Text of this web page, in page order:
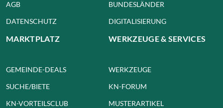
AGB
DATENSCHUTZ
BUNDESLÄNDER
DIGITALISIERUNG
MARKTPLATZ
GEMEINDE-DEALS
SUCHE/BIETE
KN-VORTEILSCLUB
WERKZEUGE & SERVICES
WERKZEUGE
KN-FORUM
MUSTERARTIKEL